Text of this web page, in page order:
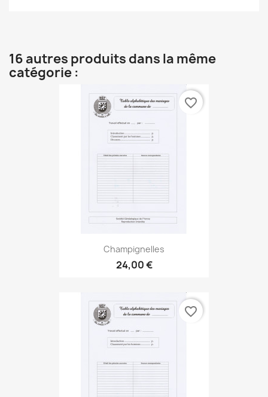
16 autres produits dans la même
catégorie :
Champignelles
24,00 €
favorite_border
favorite_border